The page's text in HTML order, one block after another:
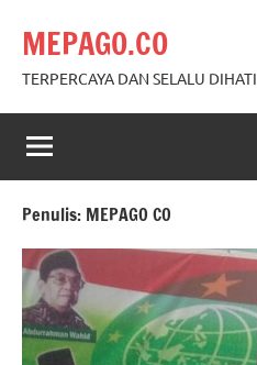
content
MEPAGO.CO
TERPERCAYA DAN SELALU DIHATI
Penulis: MEPAGO CO